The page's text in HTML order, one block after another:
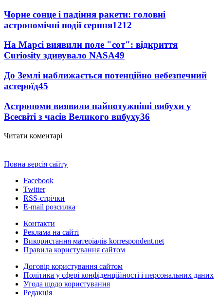
Чорне сонце і падіння ракети: головні
астрономічні події серпня1212
На Марсі виявили поле "сот": відкриття
Curiosity здивувало NASA49
До Землі наближається потенційно небезпечний
астероїд45
Астрономи виявили найпотужніші вибухи у
Всесвіті з часів Великого вибуху36
Читати коментарі
Повна версія сайту
Facebook
Twitter
RSS-стрічки
E-mail розсилка
Контакти
Реклама на сайті
Використання матеріалів korrespondent.net
Правила користування сайтом
Договір користування сайтом
Політика у сфері конфіденційності і персональних даних
Угода щодо користування
Редакція